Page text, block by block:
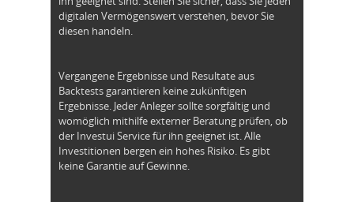
digitalen Vermögenswert verstehen, bevor Sie
diesen handeln.
Vergangene Ergebnisse und Resultate aus
Backtests garantieren keine zukünftigen
Ergebnisse. Jeder Anleger sollte sorgfältig und
womöglich mithilfe externer Beratung prüfen, ob
der Investui Service für ihn geeignet ist. Alle
Investitionen bergen ein hohes Risiko. Es gibt
keine Garantie auf Gewinne.